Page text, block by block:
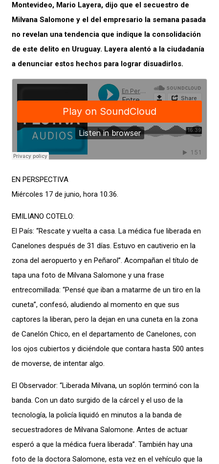
Montevideo, Mario Layera, dijo que el secuestro de
Milvana Salomone y el del empresario la semana pasada
no revelan una tendencia que indique la consolidación
de este delito en Uruguay. Layera alentó a la ciudadanía
a denunciar estos hechos para lograr disuadirlos.
EN PERSPECTIVA
Miércoles 17 de junio, hora 10.36.
EMILIANO COTELO:
El País: “Rescate y vuelta a casa. La médica fue liberada en
Canelones después de 31 días. Estuvo en cautiverio en la
zona del aeropuerto y en Peñarol”. Acompañan el título de
tapa una foto de Milvana Salomone y una frase
entrecomillada: “Pensé que iban a matarme de un tiro en la
cuneta”, confesó, aludiendo al momento en que sus
captores la liberan, pero la dejan en una cuneta en la zona
de Canelón Chico, en el departamento de Canelones, con
los ojos cubiertos y diciéndole que contara hasta 500 antes
de moverse, de intentar algo.
El Observador: “Liberada Milvana, un soplón terminó con la
banda. Con un dato surgido de la cárcel y el uso de la
tecnología, la policía liquidó en minutos a la banda de
secuestradores de Milvana Salomone. Antes de actuar
esperó a que la médica fuera liberada”. También hay una
foto de la doctora Salomone, esta vez en el vehículo que la